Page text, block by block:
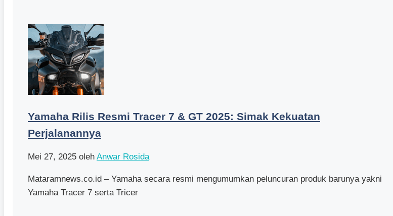
Yamaha Rilis Resmi Tracer 7 & GT 2025: Simak Kekuatan
Perjalanannya
Mei 27, 2025 oleh Anwar Rosida
Mataramnews.co.id – Yamaha secara resmi mengumumkan peluncuran produk barunya yakni
Yamaha Tracer 7 serta Tricer